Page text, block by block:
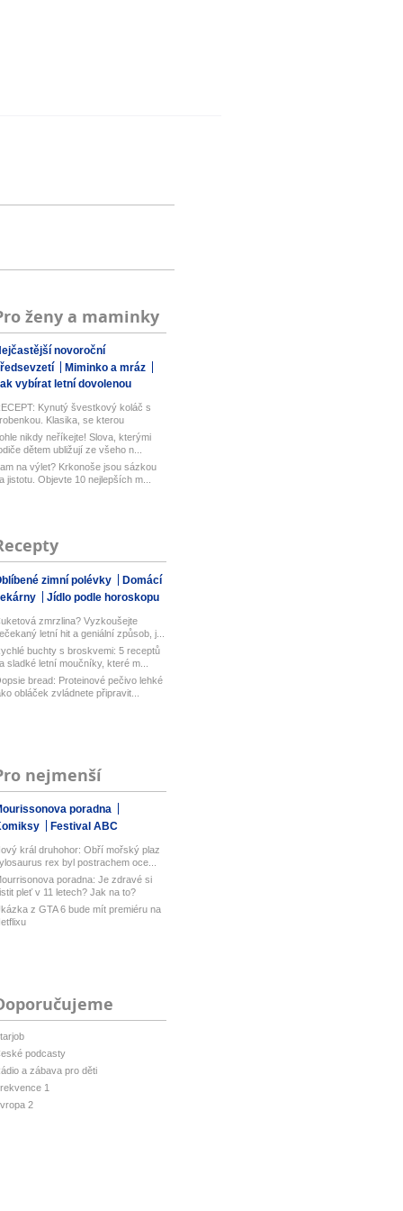
ženy a maminky
novoroční
Miminko a mráz
vybírat letní dovolenou
Kynutý švestkový koláč s
Klasika, se kterou
nikdy neříkejte! Slova, kterými
dětem ubližují ze všeho n...
na výlet? Krkonoše jsou sázkou
jistotu. Objevte 10 nejlepších m...
zimní polévky
Domácí
Jídlo podle horoskopu
zmrzlina? Vyzkoušejte
letní hit a geniální způsob, j...
buchty s broskvemi: 5 receptů
sladké letní moučníky, které m...
bread: Proteinové pečivo lehké
obláček zvládnete připravit...
nejmenší
poradna
Festival ABC
král druhohor: Obří mořský plaz
rex byl postrachem oce...
poradna: Je zdravé si
pleť v 11 letech? Jak na to?
z GTA 6 bude mít premiéru na
podcasty
a zábava pro děti
1
2